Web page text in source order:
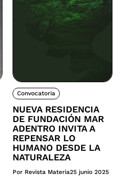
Convocatoria
NUEVA RESIDENCIA
DE FUNDACIÓN MAR
ADENTRO INVITA A
REPENSAR LO
HUMANO DESDE LA
NATURALEZA
Por Revista Materia25 junio 2025